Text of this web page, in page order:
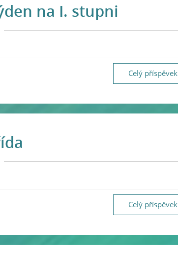
na I. stupni
Celý příspěvek
Celý příspěvek